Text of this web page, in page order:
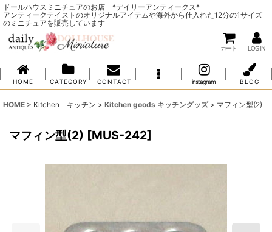
ドールハウスミニチュアのお店 *デイリーアンティークス*
アンティークテイストのオリジナルアイテムや海外から仕入れた12分の1サイズ
のミニチュアを販売しています
カート LOG IN
H O M E C A T E G O R Y C O N T A C T instagram B L O G
HOME > Kitchen キッチン > Kitchen goods キッチングッズ > マフィン型(2)
マフィン型(2) [MUS-242]